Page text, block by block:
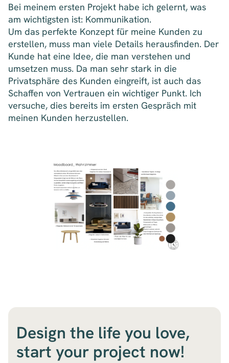
Bei meinem ersten Projekt habe ich gelernt, was
am wichtigsten ist: Kommunikation.
Um das perfekte Konzept für meine Kunden zu
erstellen, muss man viele Details herausfinden. Der
Kunde hat eine Idee, die man verstehen und
umsetzen muss. Da man sehr stark in die
Privatsphäre des Kunden eingreift, ist auch das
Schaffen von Vertrauen ein wichtiger Punkt. Ich
versuche, dies bereits im ersten Gespräch mit
meinen Kunden herzustellen.
Design the life you love,
start your project now!